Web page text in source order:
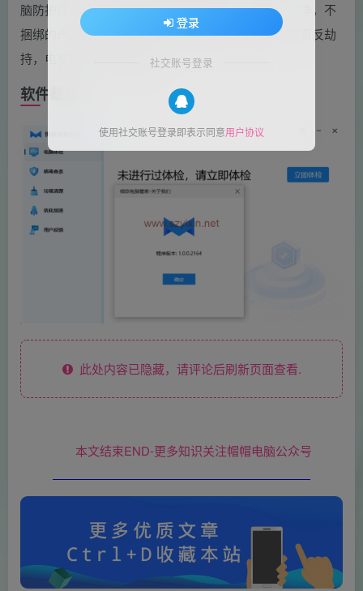
脑防护体系。微软电脑管家主打低占用，不打扰，干净，不
捆绑的产品特点，为用户提供电脑体检，反病毒，主页反劫
持，电脑垃圾清理等功能。
软件截图
此处内容已隐藏，请评论后刷新页面查看.
本文结束END-更多知识关注帽帽电脑公众号
登录
社交账号登录
使用社交账号登录即表示同意用户协议